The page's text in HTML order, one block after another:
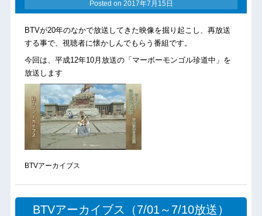
Posted on 2017年7月15日
BTVが20年のなかで放送してきた映像を掘り起こし、再放送
する事で、視聴者に懐かしんでもらう番組です。
今回は、平成12年10月放送の「マーボーモンゴル珍道中」を
放送します
BTVアーカイブス
BTVアーカイブス（7/01～7/10放送）